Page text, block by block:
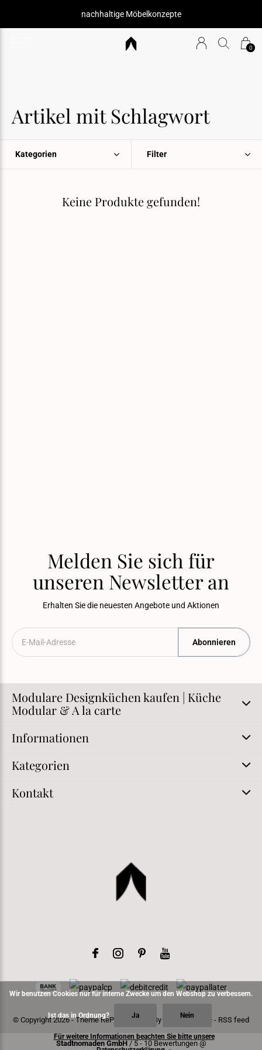
0
nachhaltige Möbelkonzepte
Artikel mit Schlagwort
Kategorien Filter
Keine Produkte gefunden!
Melden Sie sich für
unseren Newsletter an
Erhalten Sie die neuesten Angebote und Aktionen
Abonnieren
Modulare Designküchen kaufen | Küche
Modular & A la carte
Informationen
Kategorien
Kontakt
© Copyright2026- Theme RePos - Theme By DMWSx Plus+ - RSS feed
Stadtnomaden GmbH/5-10Bewertungen @
Wir benutzen Cookies nur für interne Zwecke um den Webshop zu verbessern.
Ist das in Ordnung? Ja Nein
Für weitere Informationen beachten Sie bitte unsere